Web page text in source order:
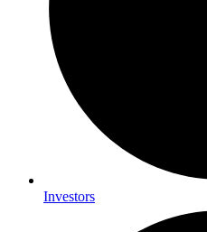
Investors